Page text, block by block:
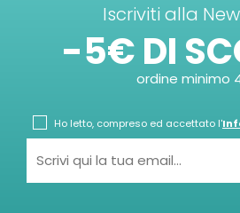
Iscriviti alla
-5€ DI
ordine minimo
Ho letto, compreso ed accettato l'